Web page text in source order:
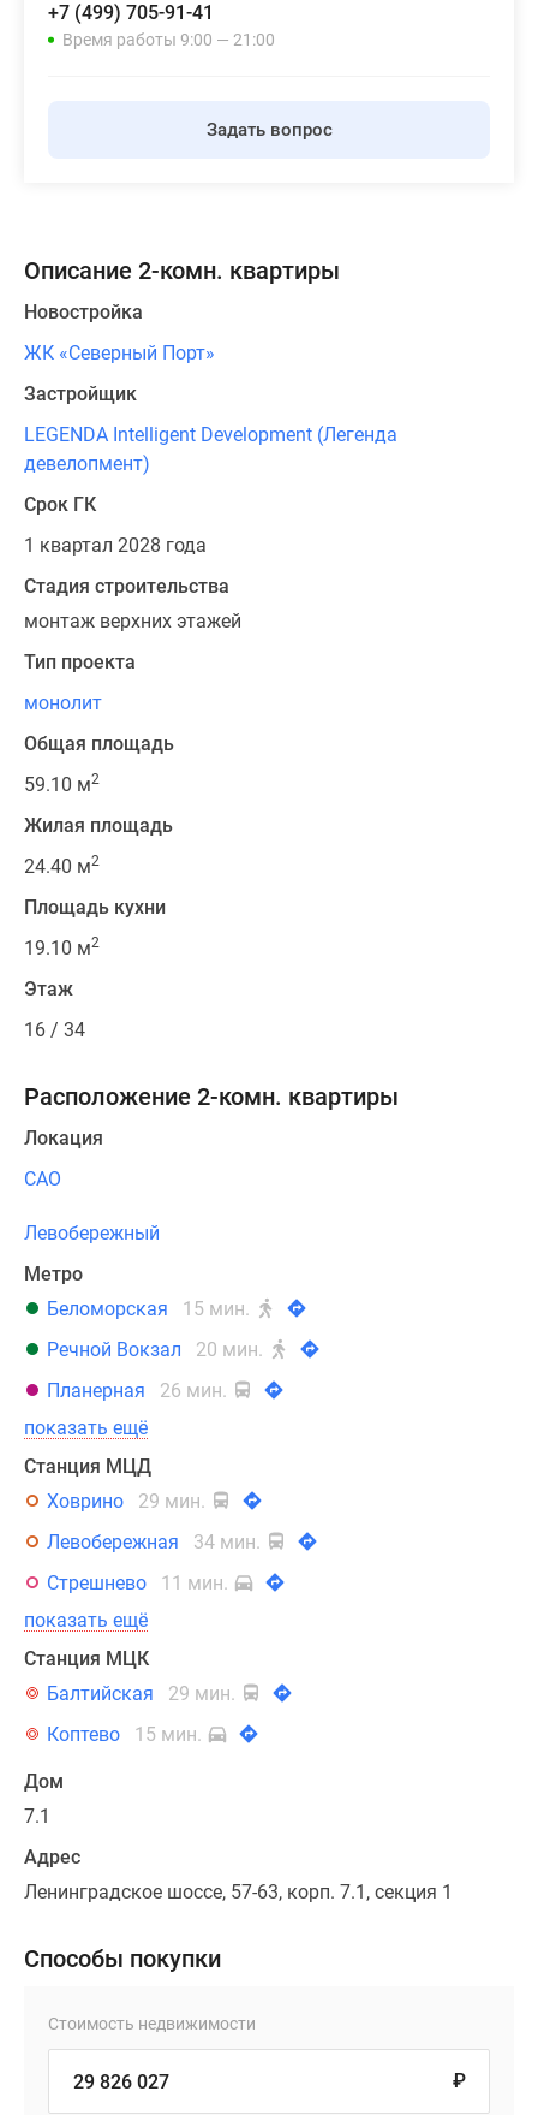
+7 (499) 705-91-41
Время работы 9:00 — 21:00
Задать вопрос
Описание 2-комн. квартиры
Новостройка
ЖК «Северный Порт»
Застройщик
LEGENDA Intelligent Development (Легенда
девелопмент)
Срок ГК
1 квартал 2028 года
Стадия строительства
монтаж верхних этажей
Тип проекта
монолит
Общая площадь
59.10 м2
Жилая площадь
24.40 м2
Площадь кухни
19.10 м2
Этаж
16 / 34
Расположение 2-комн. квартиры
Локация
САО
Левобережный
Метро
Беломорская
15 мин.
Речной Вокзал
20 мин.
Планерная
26 мин.
показать ещё
Станция МЦД
Ховрино
29 мин.
Левобережная
34 мин.
Стрешнево
11 мин.
показать ещё
Станция МЦК
Балтийская
29 мин.
Коптево
15 мин.
Дом
7.1
Адрес
Ленинградское шоссе, 57-63, корп. 7.1, секция 1
Способы покупки
Стоимость недвижимости
₽